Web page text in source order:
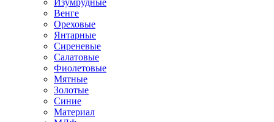
Изумрудные
Венге
Ореховые
Янтарные
Сиреневые
Салатовые
Фиолетовые
Мятные
Золотые
Синие
Материал